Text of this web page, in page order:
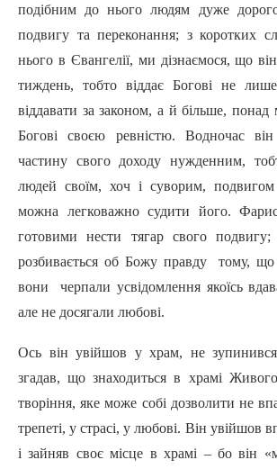
подібним до нього людям дуже
подвигу та переконання; з коротких
нього в Євангелії, ми дізнаємося, що
тиждень, тобто віддає Богові не
віддавати за законом, а й більше, понад
Богові своєю ревністю. Водночас
частину свого доходу нужденним,
людей своїм, хоч і суворим,
можна легковажно судити його.
готовими нести тягар свого
розбивається об Божу правду тому,
вони черпали усвідомлення якоїсь
але не досягали любові.
Ось він увійшов у храм, не
згадав, що знаходиться в храмі
творіння, яке може собі дозволити не
трепеті, у страсі, у любові. Він увійшов
і зайняв своє місце в храмі – бо він